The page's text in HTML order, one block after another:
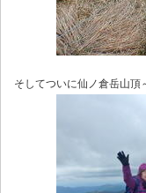
そしてついに仙ノ倉岳山頂